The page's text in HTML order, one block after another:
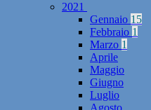
2021
Gennaio 15
Febbraio 1
Marzo 1
Aprile
Maggio
Giugno
Luglio